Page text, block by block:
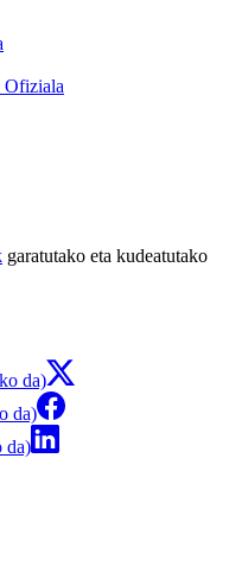
Ofiziala
garatutako eta kudeatutako
da)
da)
da)